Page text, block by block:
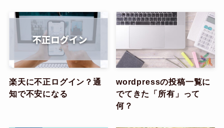
楽天に不正ログイン？通
知で不安になる
wordpressの投稿一覧に
でてきた「所有」って
何？